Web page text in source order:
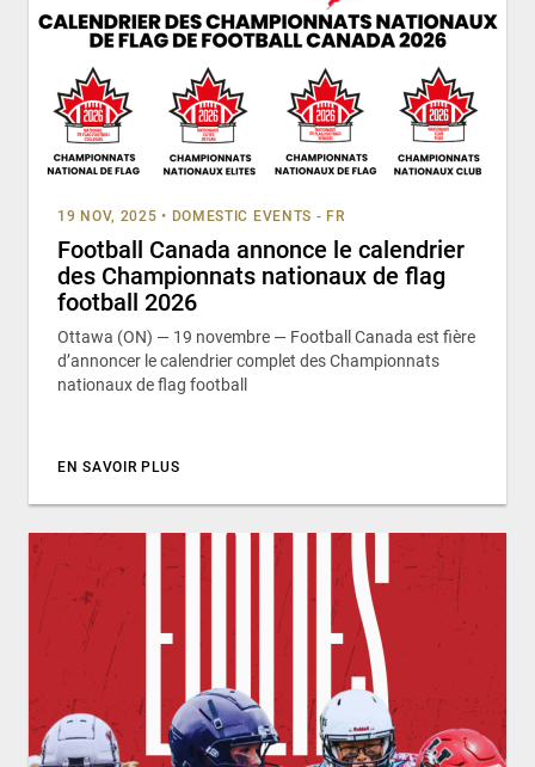
19 NOV, 2025 • DOMESTIC EVENTS - FR
Football Canada annonce le calendrier
des Championnats nationaux de flag
football 2026
Ottawa (ON) — 19 novembre — Football Canada est fière
d’annoncer le calendrier complet des Championnats
nationaux de flag football
EN SAVOIR PLUS